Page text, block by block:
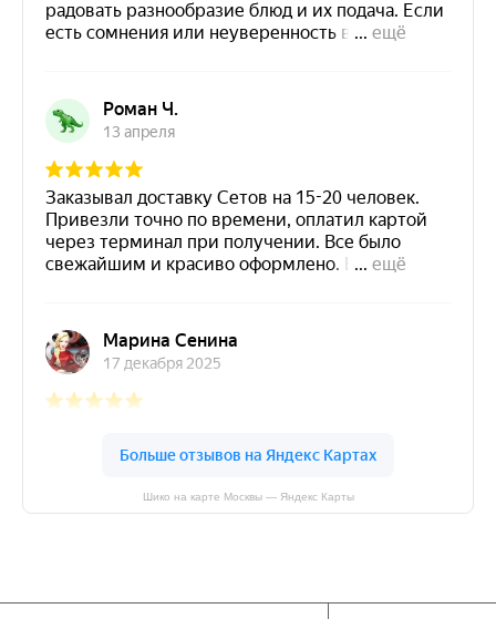
Шико на карте Москвы — Яндекс Карты